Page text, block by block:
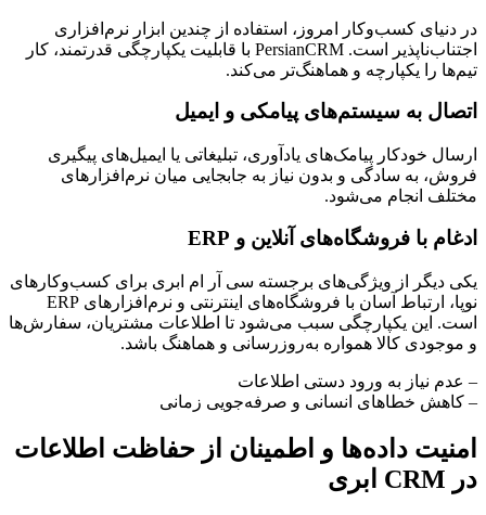
در دنیای کسب‌وکار امروز، استفاده از چندین ابزار نرم‌افزاری
اجتناب‌ناپذیر است. PersianCRM با قابلیت یکپارچگی قدرتمند، کار
تیم‌ها را یکپارچه و هماهنگ‌تر می‌کند.
اتصال به سیستم‌های پیامکی و ایمیل
ارسال خودکار پیامک‌های یادآوری، تبلیغاتی یا ایمیل‌های پیگیری
فروش، به سادگی و بدون نیاز به جابجایی میان نرم‌افزارهای
مختلف انجام می‌شود.
ادغام با فروشگاه‌های آنلاین و ERP
یکی دیگر از ویژگی‌های برجسته سی آر ام ابری برای کسب‌وکارهای
نوپا، ارتباط آسان با فروشگاه‌های اینترنتی و نرم‌افزارهای ERP
است. این یکپارچگی سبب می‌شود تا اطلاعات مشتریان، سفارش‌ها
و موجودی کالا همواره به‌روزرسانی و هماهنگ باشد.
– عدم نیاز به ورود دستی اطلاعات
– کاهش خطاهای انسانی و صرفه‌جویی زمانی
امنیت داده‌ها و اطمینان از حفاظت اطلاعات
در CRM ابری